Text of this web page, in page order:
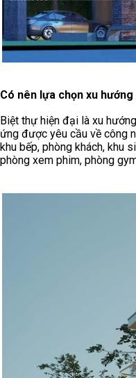
Có nên lựa chọn xu
Biệt thự hiện đại là xu
ứng được yêu cầu về công
khu bếp, phòng khách, khu
phòng xem phim, phòng